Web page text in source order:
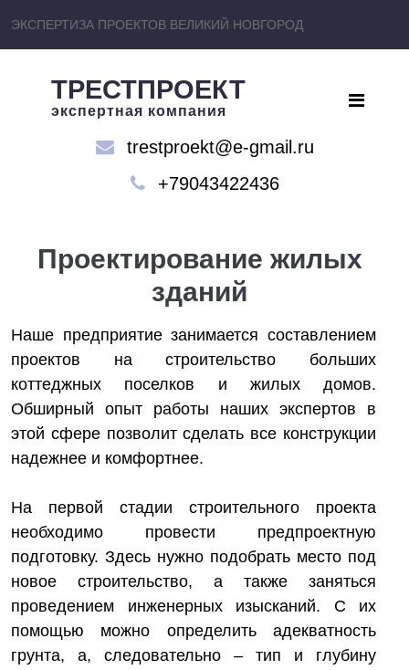
ЭКСПЕРТИЗА ПРОЕКТОВ ВЕЛИКИЙ НОВГОРОД
ТРЕСТПРОЕКТ
экспертная компания
trestproekt@e-gmail.ru
+79043422436
Проектирование жилых
зданий
Наше предприятие занимается составлением
проектов на строительство больших
коттеджных поселков и жилых домов.
Обширный опыт работы наших экспертов в
этой сфере позволит сделать все конструкции
надежнее и комфортнее.
На первой стадии строительного проекта
необходимо провести предпроектную
подготовку. Здесь нужно подобрать место под
новое строительство, а также заняться
проведением инженерных изысканий. С их
помощью можно определить адекватность
грунта, а, следовательно – тип и глубину